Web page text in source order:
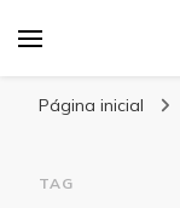
Página inicial
TAG